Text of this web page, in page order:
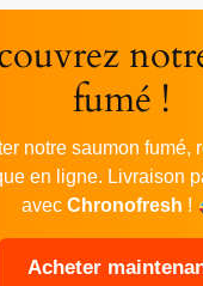
fumé !
notre saumon fumé,
en ligne. Livraison
avecChronofresh !
Acheter